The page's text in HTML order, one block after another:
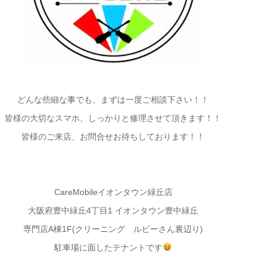
どんな些細な事でも、まずは一度ご相談下さい！！
皆様の大切なスマホ、しっかりと修理させて頂きます！！
皆様のご来店、お問合せお待ちしております！！
CareMobileイオンタウン緑丘店
大阪府豊中緑丘4丁目1 イオンタウン豊中緑丘
専門店A棟1F(クリーニング ルビーさん裏辺り)
駐車場に面したテナントです